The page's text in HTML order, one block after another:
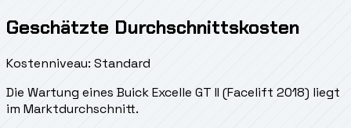
Geschätzte Durchschnittskosten
Kostenniveau: Standard
Die Wartung eines Buick Excelle GT II (Facelift 2018) liegt
im Marktdurchschnitt.